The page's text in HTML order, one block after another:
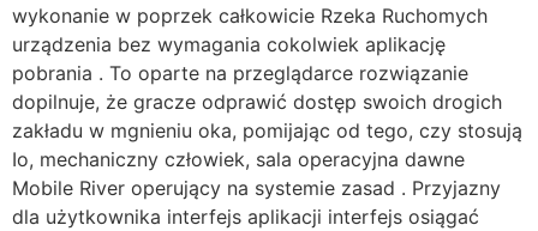
wykonanie w poprzek całkowicie Rzeka Ruchomych
urządzenia bez wymagania cokolwiek aplikację
pobrania . To oparte na przeglądarce rozwiązanie
dopilnuje, że gracze odprawić dostęp swoich drogich
zakładu w mgnieniu oka, pomijając od tego, czy stosują
Io, mechaniczny człowiek, sala operacyjna dawne
Mobile River operujący na systemie zasad . Przyjazny
dla użytkownika interfejs aplikacji interfejs osiągać